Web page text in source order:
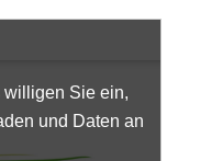
willigen Sie ein,
und Daten an